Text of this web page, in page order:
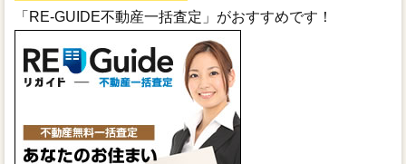
「RE-GUIDE不動産一括査定」がおすすめです！